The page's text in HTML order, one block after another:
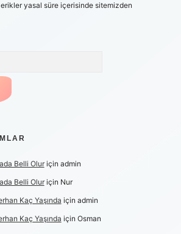
yasal süre içerisinde sitemizden
Belli Oluriçin admin
Belli Oluriçin Nur
Kaç Yaşında için admin
Kaç Yaşında için Osman